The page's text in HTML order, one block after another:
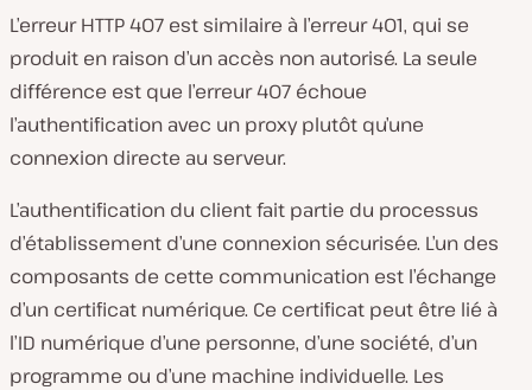
L’erreur HTTP 407 est similaire à l’erreur 401, qui se
produit en raison d’un accès non autorisé. La seule
différence est que l’erreur 407 échoue
l’authentification avec un proxy plutôt qu’une
connexion directe au serveur.
L’authentification du client fait partie du processus
d’établissement d’une connexion sécurisée. L’un des
composants de cette communication est l’échange
d’un certificat numérique. Ce certificat peut être lié à
l’ID numérique d’une personne, d’une société, d’un
programme ou d’une machine individuelle. Les